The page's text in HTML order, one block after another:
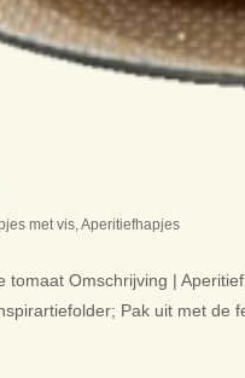
met vis,Aperitiefhapjes
tomaat Omschrijving |
Pak uit met de